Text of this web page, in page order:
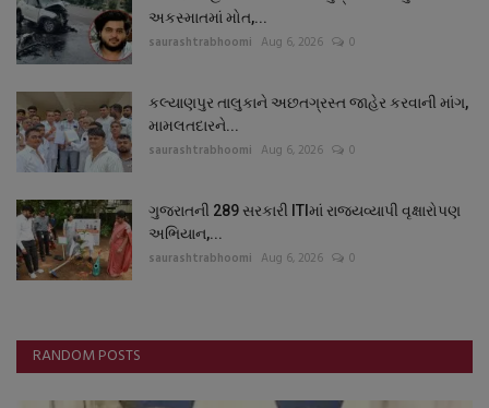
અકસ્માતમાં મોત,...
saurashtrabhoomi Aug 6, 2026 0
કલ્યાણપુર તાલુકાને અછતગ્રસ્ત જાહેર કરવાની માંગ,
મામલતદારને...
saurashtrabhoomi Aug 6, 2026 0
ગુજરાતની 289 સરકારી ITIમાં રાજ્યવ્યાપી વૃક્ષારોપણ
અભિયાન,...
saurashtrabhoomi Aug 6, 2026 0
RANDOM POSTS